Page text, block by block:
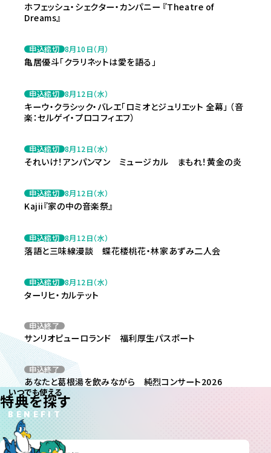
ホフェッシュ・シェクター・カンパニー 『Theatre of
Dreams』
申込締切 8月10日（月）
亀居優斗「クラリネットは愛を語る」
申込締切 8月12日（水）
キーウ・クラシック・バレエ「ロミオとジュリエット 全幕」 （音
楽：セルゲイ・プロコフィエフ）
申込締切 8月12日（水）
それいけ！アンパンマン ミュージカル まもれ！黄金の炎
申込締切 8月12日（水）
Kajii『家の中の音楽祭』
申込締切 8月12日（水）
落語と三味線漫談 蝶花楼桃花・林家あずみ二人会
申込締切 8月12日（水）
ターリヒ・カルテット
申込終了
サンリオピューロランド 福利厚生パスポート
申込終了
あなたと葛根湯を飲みながら 純烈コンサート2026
いつでも使える
特典を探す
BENEFIT